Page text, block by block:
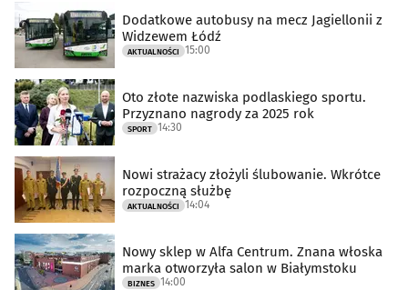
Dodatkowe autobusy na mecz Jagiellonii z
Widzewem Łódź
AKTUALNOŚCI 15:00
Oto złote nazwiska podlaskiego sportu.
Przyznano nagrody za 2025 rok
SPORT 14:30
Nowi strażacy złożyli ślubowanie. Wkrótce
rozpoczną służbę
AKTUALNOŚCI 14:04
Nowy sklep w Alfa Centrum. Znana włoska
marka otworzyła salon w Białymstoku
BIZNES 14:00